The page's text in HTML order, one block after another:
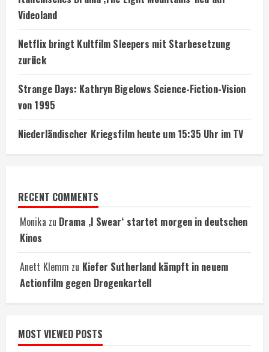
Videoland
Netflix bringt Kultfilm Sleepers mit Starbesetzung
zurück
Strange Days: Kathryn Bigelows Science-Fiction-Vision
von 1995
Niederländischer Kriegsfilm heute um 15:35 Uhr im TV
RECENT COMMENTS
Monika zu Drama ‚I Swear‘ startet morgen in deutschen
Kinos
Anett Klemm zu Kiefer Sutherland kämpft in neuem
Actionfilm gegen Drogenkartell
MOST VIEWED POSTS